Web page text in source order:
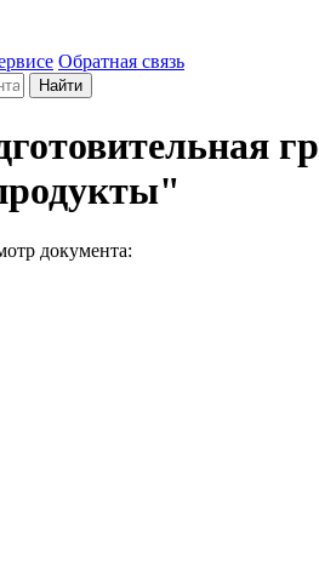
Обратная связь
Найти
документа: